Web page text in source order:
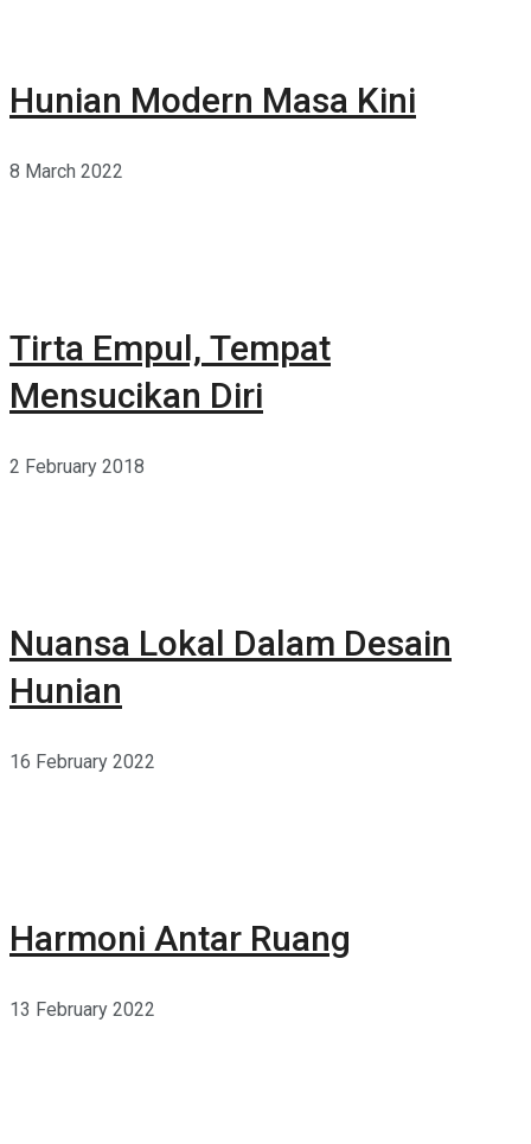
Hunian Modern Masa Kini
8 March 2022
Tirta Empul, Tempat
Mensucikan Diri
2 February 2018
Nuansa Lokal Dalam Desain
Hunian
16 February 2022
Harmoni Antar Ruang
13 February 2022